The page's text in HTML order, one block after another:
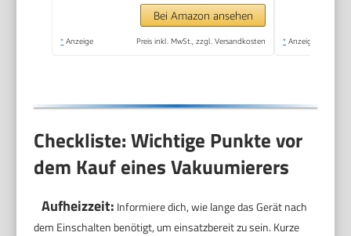
Profi-Folienbeutel
Bei Amazon ansehen
* Anzeige Preis inkl. MwSt., zzgl. Versandkosten * Anzeige
Checkliste: Wichtige Punkte vor
dem Kauf eines Vakuumierers
Aufheizzeit: Informiere dich, wie lange das Gerät nach
dem Einschalten benötigt, um einsatzbereit zu sein. Kurze